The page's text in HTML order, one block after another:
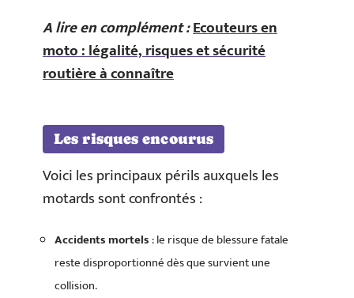
A lire en complément :Ecouteurs en
moto : légalité, risques et sécurité
routière à connaître
Les risques encourus
Voici les principaux périls auxquels les
motards sont confrontés :
Accidents mortels: le risque de blessure fatale
reste disproportionné dès que survient une
collision.